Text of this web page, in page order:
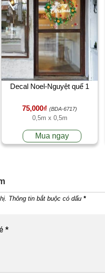
Decal Noel-Nguyệt quế 1
75,000₫ (BDA-6717)
0,5m x 0,5m
Mua ngay
Thông tin bắt buộc có dấu *
*